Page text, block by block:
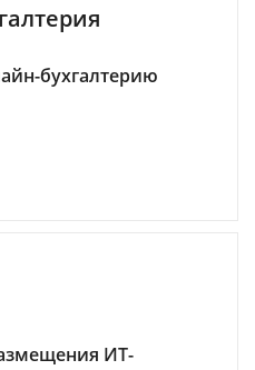
бухгалтерию
ИТ-